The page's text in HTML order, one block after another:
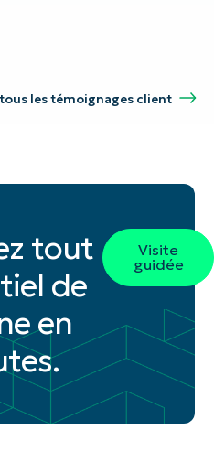
les témoignages client
tout
de
en
Visite
guidée